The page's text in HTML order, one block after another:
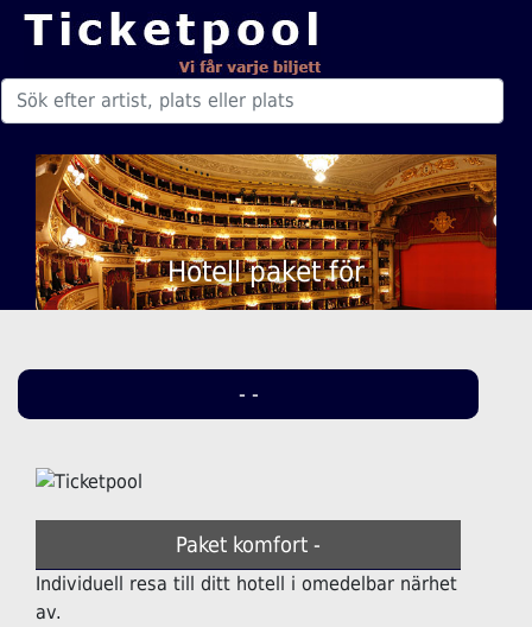
Hotell paket för
- -
Paket komfort -
Individuell resa till ditt hotell i omedelbar närhet
av.